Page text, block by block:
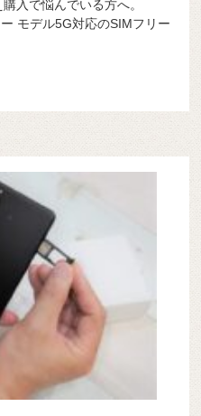
入で悩んでいる方へ。
モデル5G対応のSIMフリー